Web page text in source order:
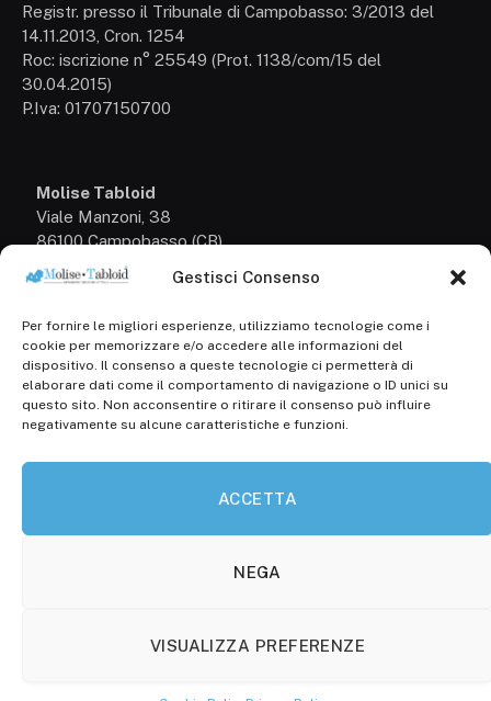
Gestisci Consenso
Per fornire le migliori esperienze, utilizziamo tecnologie come i
cookie per memorizzare e/o accedere alle informazioni del
dispositivo. Il consenso a queste tecnologie ci permetterà di
elaborare dati come il comportamento di navigazione o ID unici su
questo sito. Non acconsentire o ritirare il consenso può influire
negativamente su alcune caratteristiche e funzioni.
ACCETTA
NEGA
VISUALIZZA PREFERENZE
Registr. presso il Tribunale di Campobasso: 3/2013 del
14.11.2013, Cron. 1254
Roc: iscrizione n° 25549 (Prot. 1138/com/15 del
30.04.2015)
P.Iva: 01707150700
Molise Tabloid
Viale Manzoni, 38
86100 Campobasso (CB)
+39 3333169466
Scrivici a:
info@molisetabloid.it
commerciale@molisetabloid.it
Disclaimer